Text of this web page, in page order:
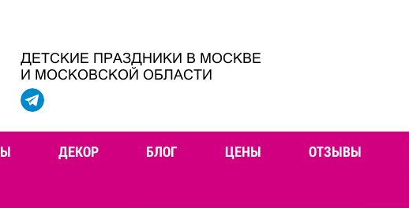
ДЕТСКИЕ ПРАЗДНИКИ В МОСКВЕ
И МОСКОВСКОЙ ОБЛАСТИ
ДЕКОР БЛОГ ЦЕНЫ ОТЗЫВЫ